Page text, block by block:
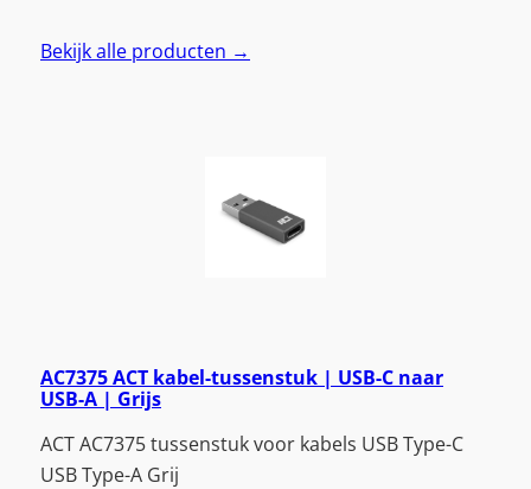
Bekijk alle producten →
AC7375 ACT kabel-tussenstuk | USB-C naar
USB-A | Grijs
ACT AC7375 tussenstuk voor kabels USB Type-C
USB Type-A Grij